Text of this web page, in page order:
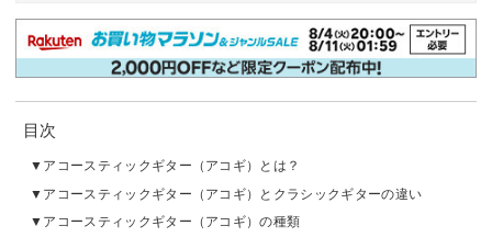
目次
アコースティックギター（アコギ）とは？
アコースティックギター（アコギ）とクラシックギターの違い
アコースティックギター（アコギ）の種類